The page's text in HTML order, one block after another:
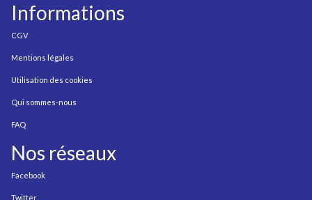
Informations
CGV
Mentions légales
Utilisation des cookies
Qui sommes-nous
FAQ
Nos réseaux
Facebook
Twitter